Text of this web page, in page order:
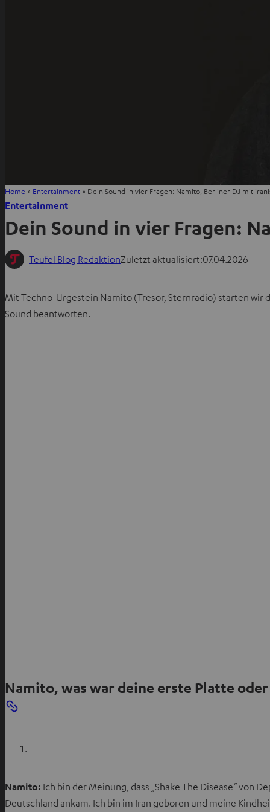
Home » Entertainment » Dein Sound in vier Fragen: Namito, Berliner DJ mit
Entertainment
Dein Sound in vier Fragen:
Teufel Blog RedaktionZuletzt aktualisiert:07.04.2026
Mit Techno-Urgestein Namito (Tresor, Sternradio) starten wir
Sound beantworten.
Namito, was war deine erste Platte
Namito: Ich bin der Meinung, dass „Shake The Disease“ von
Deutschland ankam. Ich bin im Iran geboren und meine